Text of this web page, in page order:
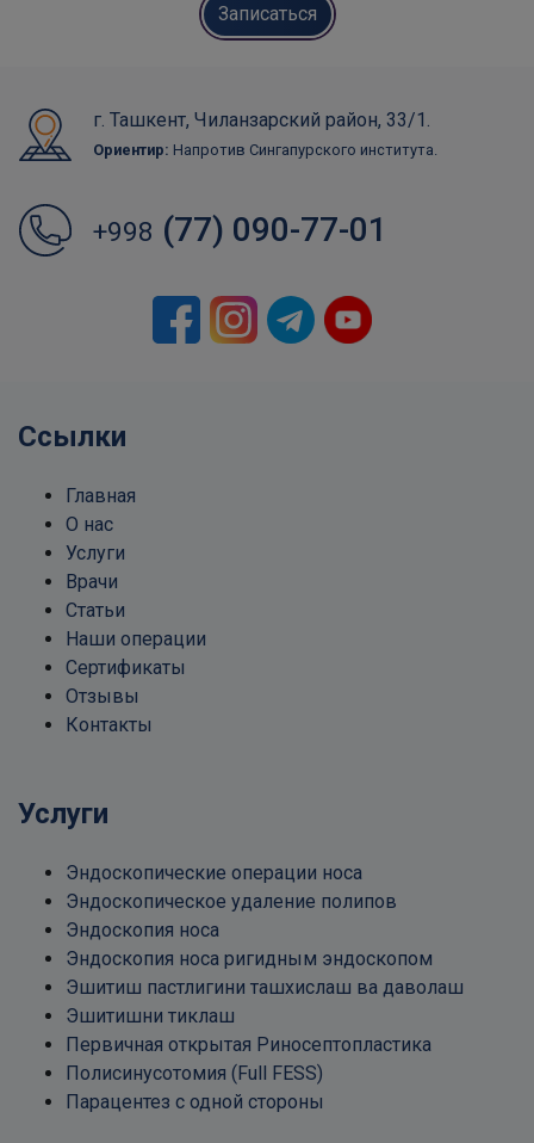
Записаться
г. Ташкент, Чиланзарский район, 33/1.
Ориентир: Напротив Сингапурского института.
+998 (77) 090-77-01
Ссылки
Главная
О нас
Услуги
Врачи
Статьи
Наши операции
Сертификаты
Отзывы
Контакты
Услуги
Эндоскопические операции носа
Эндоскопическое удаление полипов
Эндоскопия носа
Эндоскопия носа ригидным эндоскопом
Эшитиш пастлигини ташхислаш ва даволаш
Эшитишни тиклаш
Первичная открытая Риносептопластика
Полисинусотомия (Full FESS)
Парацентез с одной стороны